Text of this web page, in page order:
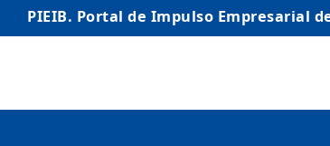
PIEIB. Portal de Impulso Empresarial
INICIO